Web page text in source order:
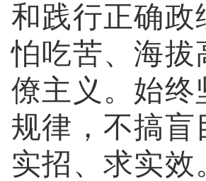
和践行正确政
怕吃苦、海拔
僚主义。始终
规律，不搞
实招、求实